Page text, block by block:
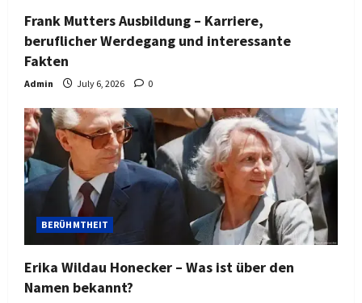
Frank Mutters Ausbildung – Karriere,
beruflicher Werdegang und interessante
Fakten
Admin July 6, 2026 0
BERÜHMTHEIT
Erika Wildau Honecker – Was ist über den
Namen bekannt?